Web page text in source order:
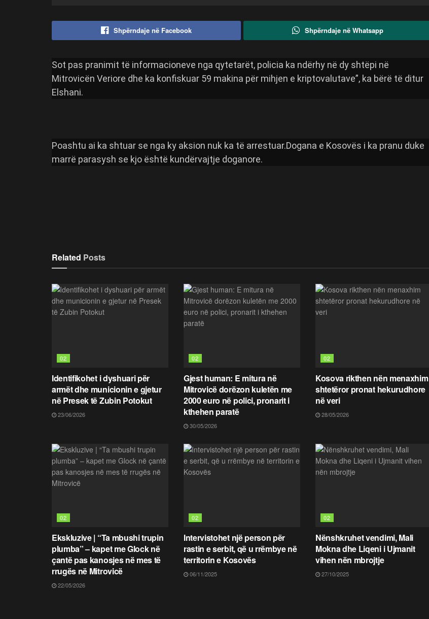
Shpërndaje në Facebook Shpërndaje në Whatsapp
Sot pas pranimit të informacioneve nga qytetarët, policia ka ndërhy në dy shtëpi në
Mitrovicën Veriore dhe ka konfiskuar 59 makina për mihjen e kriptovalutave”, ka bërë të ditur
Elshani.
Poashtu ai ka shtuar se nga ky aksion nuk ka të arrestuar.Dogana e Kosovës i ka pranu duke
marrë parasysh se kjo është kundërvajtje doganore.
Related Posts
02
Identifikohet i dyshuari për
armët dhe municionin e gjetur
në Presek të Zubin Potokut
23/06/2026
02
Gjest human: E mitura në
Mitrovicë dorëzon kuletën me
2000 euro në polici, pronarit i
kthehen paratë
30/05/2026
02
Kosova rikthen nën menaxhim
shtetëror pronat hekurudhore
në veri
28/05/2026
02
Ekskluzive | “Ta mbushi trupin
plumba” – kapet me Glock në
çantë pas kanosjes në mes të
rrugës në Mitrovicë
22/05/2026
02
Intervistohet një person për
rastin e serbit, që u rrëmbye në
territorin e Kosovës
06/11/2025
02
Nënshkruhet vendimi, Mali
Mokna dhe Liqeni i Ujmanit
vihen nën mbrojtje
27/10/2025